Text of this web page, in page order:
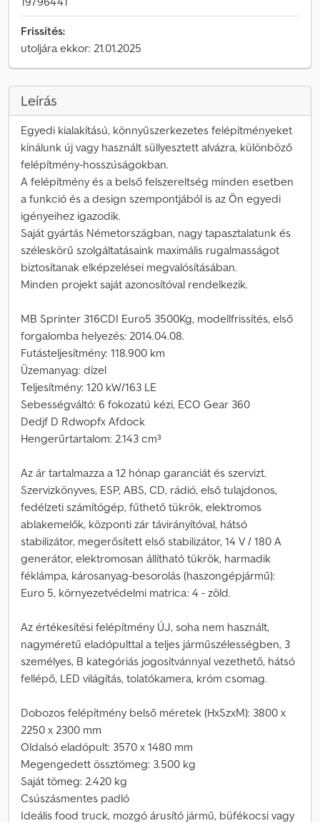
Frissítés:
utoljára ekkor: 21.01.2025
Leírás
Egyedi kialakítású, könnyűszerkezetes felépítményeket
kínálunk új vagy használt süllyesztett alvázra, különböző
felépítmény-hosszúságokban.
A felépítmény és a belső felszereltség minden esetben
a funkció és a design szempontjából is az Ön egyedi
igényeihez igazodik.
Saját gyártás Németországban, nagy tapasztalatunk és
széleskörű szolgáltatásaink maximális rugalmasságot
biztosítanak elképzelései megvalósításában.
Minden projekt saját azonosítóval rendelkezik.
MB Sprinter 316CDI Euro5 3500Kg, modellfrissítés, első
forgalomba helyezés: 2014.04.08.
Futásteljesítmény: 118.900 km
Üzemanyag: dízel
Teljesítmény: 120 kW/163 LE
Sebességváltó: 6 fokozatú kézi, ECO Gear 360
Dedjf D Rdwopfx Afdock
Hengerűrtartalom: 2.143 cm³
Az ár tartalmazza a 12 hónap garanciát és szervizt.
Szervizkönyves, ESP, ABS, CD, rádió, első tulajdonos,
fedélzeti számítógép, fűthető tükrök, elektromos
ablakemelők, központi zár távirányítóval, hátsó
stabilizátor, megerősített első stabilizátor, 14 V / 180 A
generátor, elektromosan állítható tükrök, harmadik
féklámpa, károsanyag-besorolás (haszongépjármű):
Euro 5, környezetvédelmi matrica: 4 - zöld.
Az értékesítési felépítmény ÚJ, soha nem használt,
nagyméretű eladópulttal a teljes járműszélességben, 3
személyes, B kategóriás jogosítvánnyal vezethető, hátsó
fellépő, LED világítás, tolatókamera, króm csomag.
Dobozos felépítmény belső méretek (HxSzxM): 3800 x
2250 x 2300 mm
Oldalsó eladópult: 3570 x 1480 mm
Megengedett össztömeg: 3.500 kg
Saját tömeg: 2.420 kg
Csúszásmentes padló
Ideális food truck, mozgó árusító jármű, büfékocsi vagy